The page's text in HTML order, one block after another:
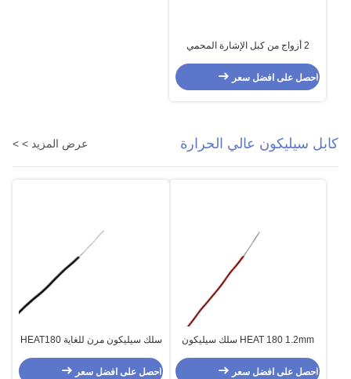
2 أزواج من كبل الإشارة المحمي
احصل على افضل سعر
كابل سيليكون عالي الحرارة عرض المزيد > >
HEAT 180 1.2mm سلك سيليكون
احصل على افضل سعر
سلك سيليكون مرن للغاية HEAT180
احصل على افضل سعر